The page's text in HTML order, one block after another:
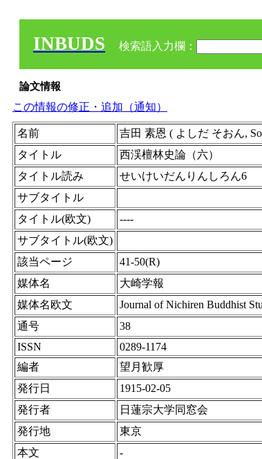
INBUDS 検索語入力欄：
論文情報
この情報の修正・追加（通知）
名前
吉田 素恩 ( よしだ そおん,
タイトル
西渓檀林史論（六）
タイトル読み
せいけいだんりんしろん6
サブタイトル
タイトル(欧文)
----
サブタイトル(欧文)
該当ページ
41-50(R)
媒体名
大崎学報
媒体名欧文
Journal of Nichiren Buddhist
通号
38
ISSN
0289-1174
編者
望月歓厚
発行日
1915-02-05
発行者
日蓮宗大学同窓会
発行地
東京
本文
-